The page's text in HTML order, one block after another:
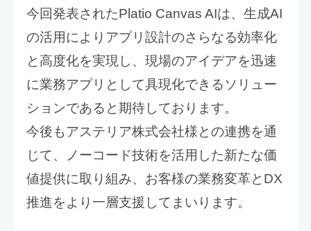
今回発表されたPlatio Canvas AIは、生成AI
の活用によりアプリ設計のさらなる効率化
と高度化を実現し、現場のアイデアを迅速
に業務アプリとして具現化できるソリュー
ションであると期待しております。
今後もアステリア株式会社様との連携を通
じて、ノーコード技術を活用した新たな価
値提供に取り組み、お客様の業務変革とDX
推進をより一層支援してまいります。